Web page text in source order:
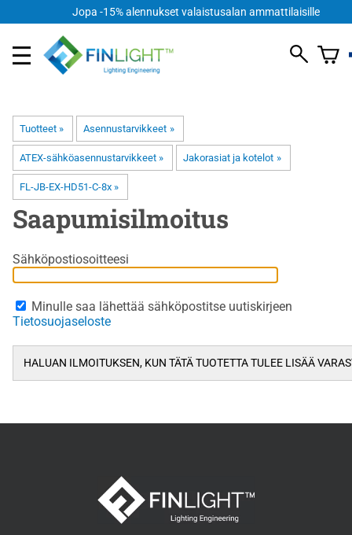
Jopa -15% alennukset valaistusalan ammattilaisille
Tuotteet ‪» Asennustarvikkeet ‪»
ATEX-sähköasennustarvikkeet ‪» Jakorasiat ja kotelot ‪»
FL-JB-EX-HD51-C-8x ‪»
Saapumisilmoitus
Sähköpostiosoitteesi
Minulle saa lähettää sähköpostitse uutiskirjeen
Tietosuojaseloste